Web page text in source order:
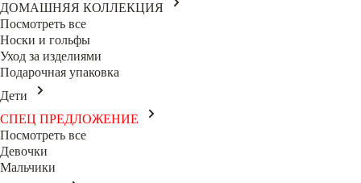
ДОМАШНЯЯ КОЛЛЕКЦИЯ
Посмотреть все
Носки и гольфы
Уход за изделиями
Подарочная упаковка
Дети
СПЕЦ ПРЕДЛОЖЕНИЕ
Посмотреть все
Девочки
Мальчики